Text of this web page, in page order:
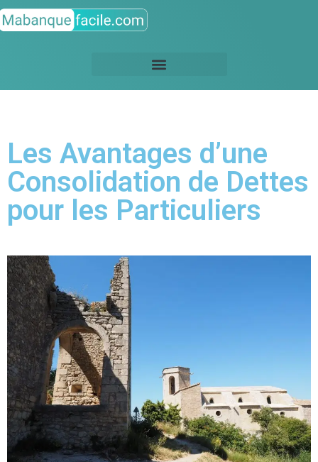
Les Avantages d’une
Consolidation de Dettes
pour les Particuliers